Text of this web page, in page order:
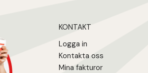
KONTAKT
Logga in
Kontakta oss
Mina fakturor